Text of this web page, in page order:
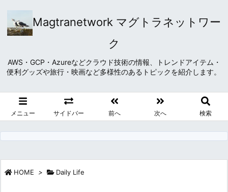
Magtranetwork マグトラネットワー
ク
AWS・GCP・Azureなどクラウド技術の情報、トレンドアイテム・
便利グッズや旅行・映画など多様性のあるトピックを紹介します。
メニュー サイドバー 前へ 次へ 検索
HOME > Daily Life